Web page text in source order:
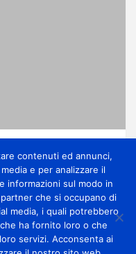
contenuti ed annunci,
e per analizzare il
informazioni sul modo in
che si occupano di
media, i quali potrebbero
ha fornito loro o che
servizi. Acconsenta ai